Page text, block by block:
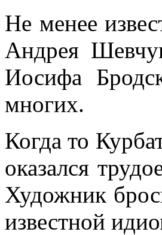
Не менее
Андрея
Иосифа
многих.
Когда то
оказался
Художник
известной